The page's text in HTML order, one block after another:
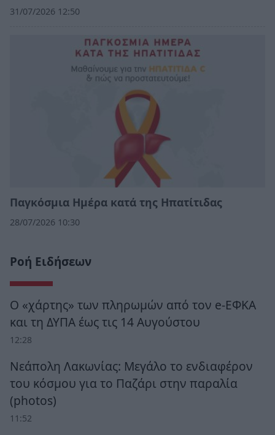
31/07/2026 12:50
Παγκόσμια Ημέρα κατά της Ηπατίτιδας
28/07/2026 10:30
Ροή Ειδήσεων
Ο «χάρτης» των πληρωμών από τον e-ΕΦΚΑ
και τη ΔΥΠΑ έως τις 14 Αυγούστου
12:28
Νεάπολη Λακωνίας: Μεγάλο το ενδιαφέρον
του κόσμου για το Παζάρι στην παραλία
(photos)
11:52